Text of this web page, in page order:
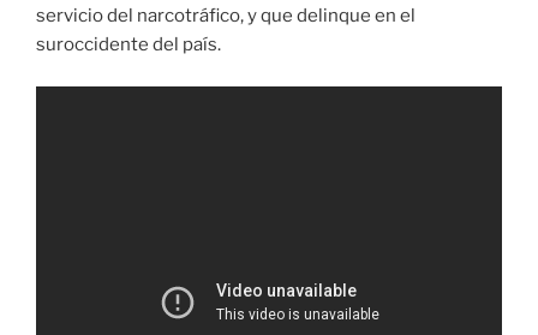
servicio del narcotráfico, y que delinque en el
suroccidente del país.